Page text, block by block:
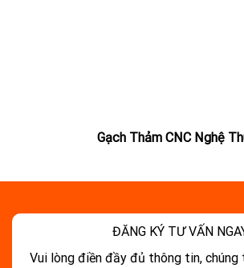
Gạch Thảm CNC Nghệ
ĐĂNG KÝ TƯ VẤN
Vui lòng điền đầy đủ thông tin, chúng